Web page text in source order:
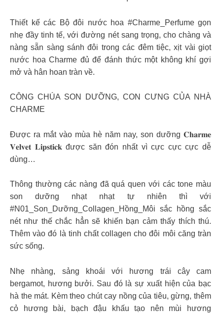
Thiết kế các Bộ đôi nước hoa #Charme_Perfume gọn
nhẹ đầy tinh tế, với đường nét sang trọng, cho chàng và
nàng sẵn sàng sánh đôi trong các đêm tiệc, xịt vài giọt
nước hoa Charme đủ để đánh thức một không khí gợi
mở và hân hoan tràn về.
CÔNG CHÚA SON DƯỠNG, CON CƯNG CỦA NHÀ
CHARME
Được ra mắt vào mùa hè năm nay, son dưỡng 𝐂𝐡𝐚𝐫𝐦𝐞
𝐕𝐞𝐥𝐯𝐞𝐭 𝐋𝐢𝐩𝐬𝐭𝐢𝐜𝐤 được săn đón nhất vì cực cực cực dễ
dùng…
Thông thường các nàng đã quá quen với các tone màu
son dưỡng nhạt nhạt tự nhiên thì với
#N01_Son_Dưỡng_Collagen_Hồng_Môi sắc hồng sắc
nét như thế chắc hẳn sẽ khiến bạn cảm thấy thích thú.
Thêm vào đó là tinh chất collagen cho đôi môi căng tràn
sức sống.
Nhẹ nhàng, sảng khoái với hương trái cây cam
bergamot, hương bưởi. Sau đó là sự xuất hiện của bạc
hà the mát. Kèm theo chút cay nồng của tiêu, gừng, thêm
cỏ hương bài, bạch đậu khấu tạo nên mùi hương